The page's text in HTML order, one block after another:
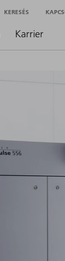
Karrier
KERESÉS